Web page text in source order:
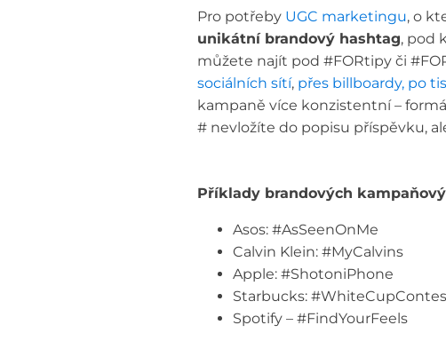
Pro potřeby UGC marketingu, o
unikátní brandový hashtag, pod
můžete najít pod #FORtipy či
sociálních sítí, přes billboardy, po
kampaně více konzistentní –
# nevložíte do popisu příspěvku,
Příklady brandových
Asos: #AsSeenOnMe
Calvin Klein: #MyCalvins
Apple: #ShotoniPhone
Starbucks:
Spotify – #FindYourFeels